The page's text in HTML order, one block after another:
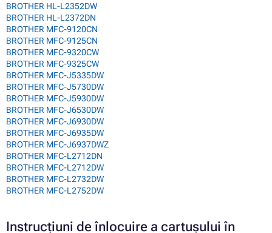
BROTHER HL-L2352DW
BROTHER HL-L2372DN
BROTHER MFC-9120CN
BROTHER MFC-9125CN
BROTHER MFC-9320CW
BROTHER MFC-9325CW
BROTHER MFC-J5335DW
BROTHER MFC-J5730DW
BROTHER MFC-J5930DW
BROTHER MFC-J6530DW
BROTHER MFC-J6930DW
BROTHER MFC-J6935DW
BROTHER MFC-J6937DWZ
BROTHER MFC-L2712DN
BROTHER MFC-L2712DW
BROTHER MFC-L2732DW
BROTHER MFC-L2752DW
Instrucțiuni de înlocuire a cartușului în